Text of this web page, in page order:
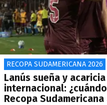
RECOPA SUDAMERICANA 2026
Lanús sueña y
internacional:
Recopa